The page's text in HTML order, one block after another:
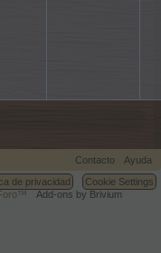
Contacto
Ayuda
de privacidad
Cookie Settings
Add-ons by Brivium